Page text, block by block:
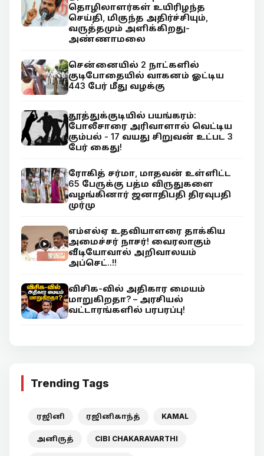
தொழிலாளர்கள் உயிரிழந்த
செய்தி, மிகுந்த அதிர்ச்சியும்,
வருத்தமும் அளிக்கிறது-
அண்ணாமலை
சென்னையில் 2 நாட்களில்
குடிபோதையில் வாகனம் ஓட்டிய
443 பேர் மீது வழக்கு
தூத்துக்குடியில் பயங்கரம்:
போலீசாரை அரிவாளால் வெட்டிய
கும்பல் - 17 வயது சிறுவன் உட்பட 3
பேர் கைது!
ரோகித் சர்மா, மாதவன் உள்ளிட்ட
65 பேருக்கு பத்ம விருதுகளை
வழங்கினார் ஜனாதிபதி திரவுபதி
முர்மு
எம்எல்ஏ உதவியாளரை தாக்கிய
அமைச்சர் நாசர்! வைரலாகும்
வீடியோவால் அறிவாலயம்
அப்செட்..!!
விசிக-வில் அதிகார மையம்
மாறுகிறதா? – அரசியல்
வட்டாரங்களில் பரபரப்பு!
Trending Tags
ரஜினி ரஜினிகாந்த் KAMAL
அனிருத் CIBI CHAKARAVARTHI